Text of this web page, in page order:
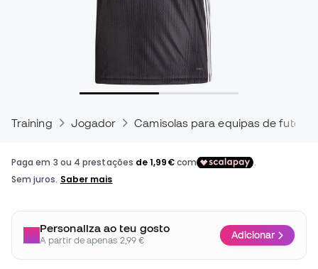
Training Jogador Camisolas para equipas de futebol
Personaliza ao teu gosto
A partir de apenas 2,99 € Adicionar